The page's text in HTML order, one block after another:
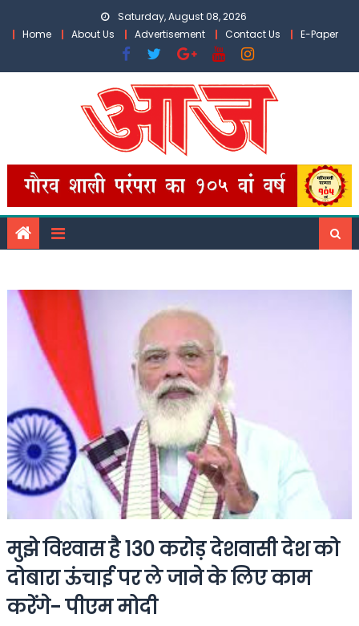
Saturday, August 08, 2026
Home
About Us Advertisement Contact Us E-Paper
मुझे विश्‍वास है 130 करोड़ देशवासी देश को
दोबारा ऊंचाई पर ले जाने के लिए काम
करेंगे- पीएम मोदी